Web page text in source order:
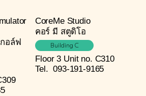
อล์ฟ
CoreMe Studio
คอร์ มี สตูดิโอ
Building C
Floor 3 Unit no. C310
Tel. 093-191-9165